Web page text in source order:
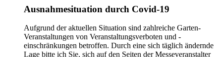
Ausnahmesituation durch Covid-19
Aufgrund der aktuellen Situation sind zahlreiche Garten-
Veranstaltungen von Veranstaltungsverboten und -
einschränkungen betroffen. Durch eine sich täglich ändernde
Lage bitte ich Sie, sich auf den Seiten der Messeveranstalter